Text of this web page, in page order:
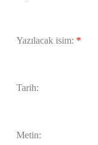
Yazılacak isim: *
Tarih:
Metin: